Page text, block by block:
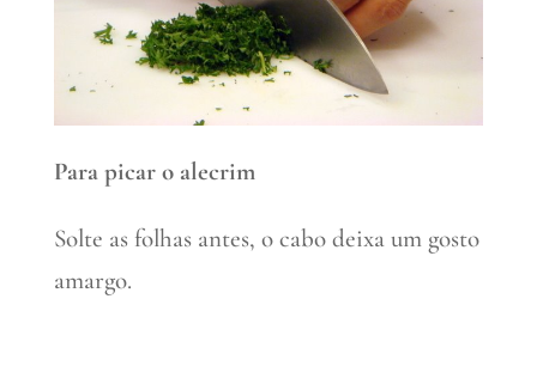
Para picar o alecrim
Solte as folhas antes, o cabo deixa um gosto
amargo.